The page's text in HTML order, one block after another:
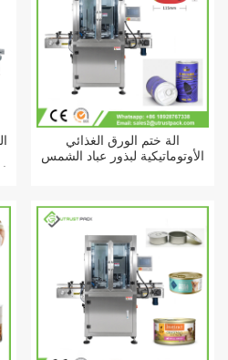
آلة ختم الورق الغذائي
الأوتوماتيكية لبذور عباد الشمس